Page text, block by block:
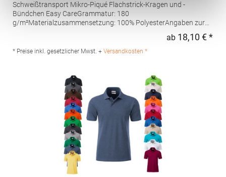
Schweißtransport Mikro-Piqué Flachstrick-Kragen und -
Bündchen Easy CareGrammatur: 180
g/m²Materialzusammensetzung: 100% PolyesterAngaben zur
Kingsfordweg 151 1043GR Amsterdam Niederlande E-Mail:
marketing@henbury.com
ab 18,10 € *
* Preise inkl. gesetzlicher Mwst. + Versandkosten *